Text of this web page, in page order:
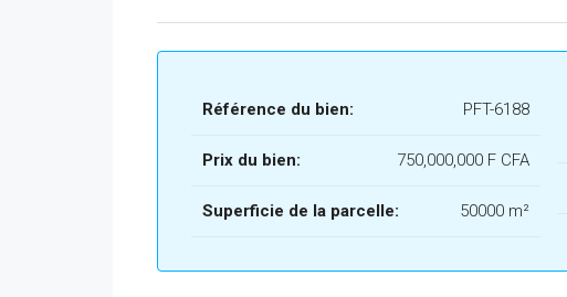
Référence du bien: PFT-6188
Prix du bien: 750,000,000 F CFA
Superficie de la parcelle: 50000 m²